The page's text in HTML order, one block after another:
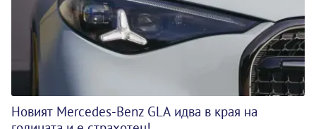
Новият Mercedes-Benz GLA идва в края на